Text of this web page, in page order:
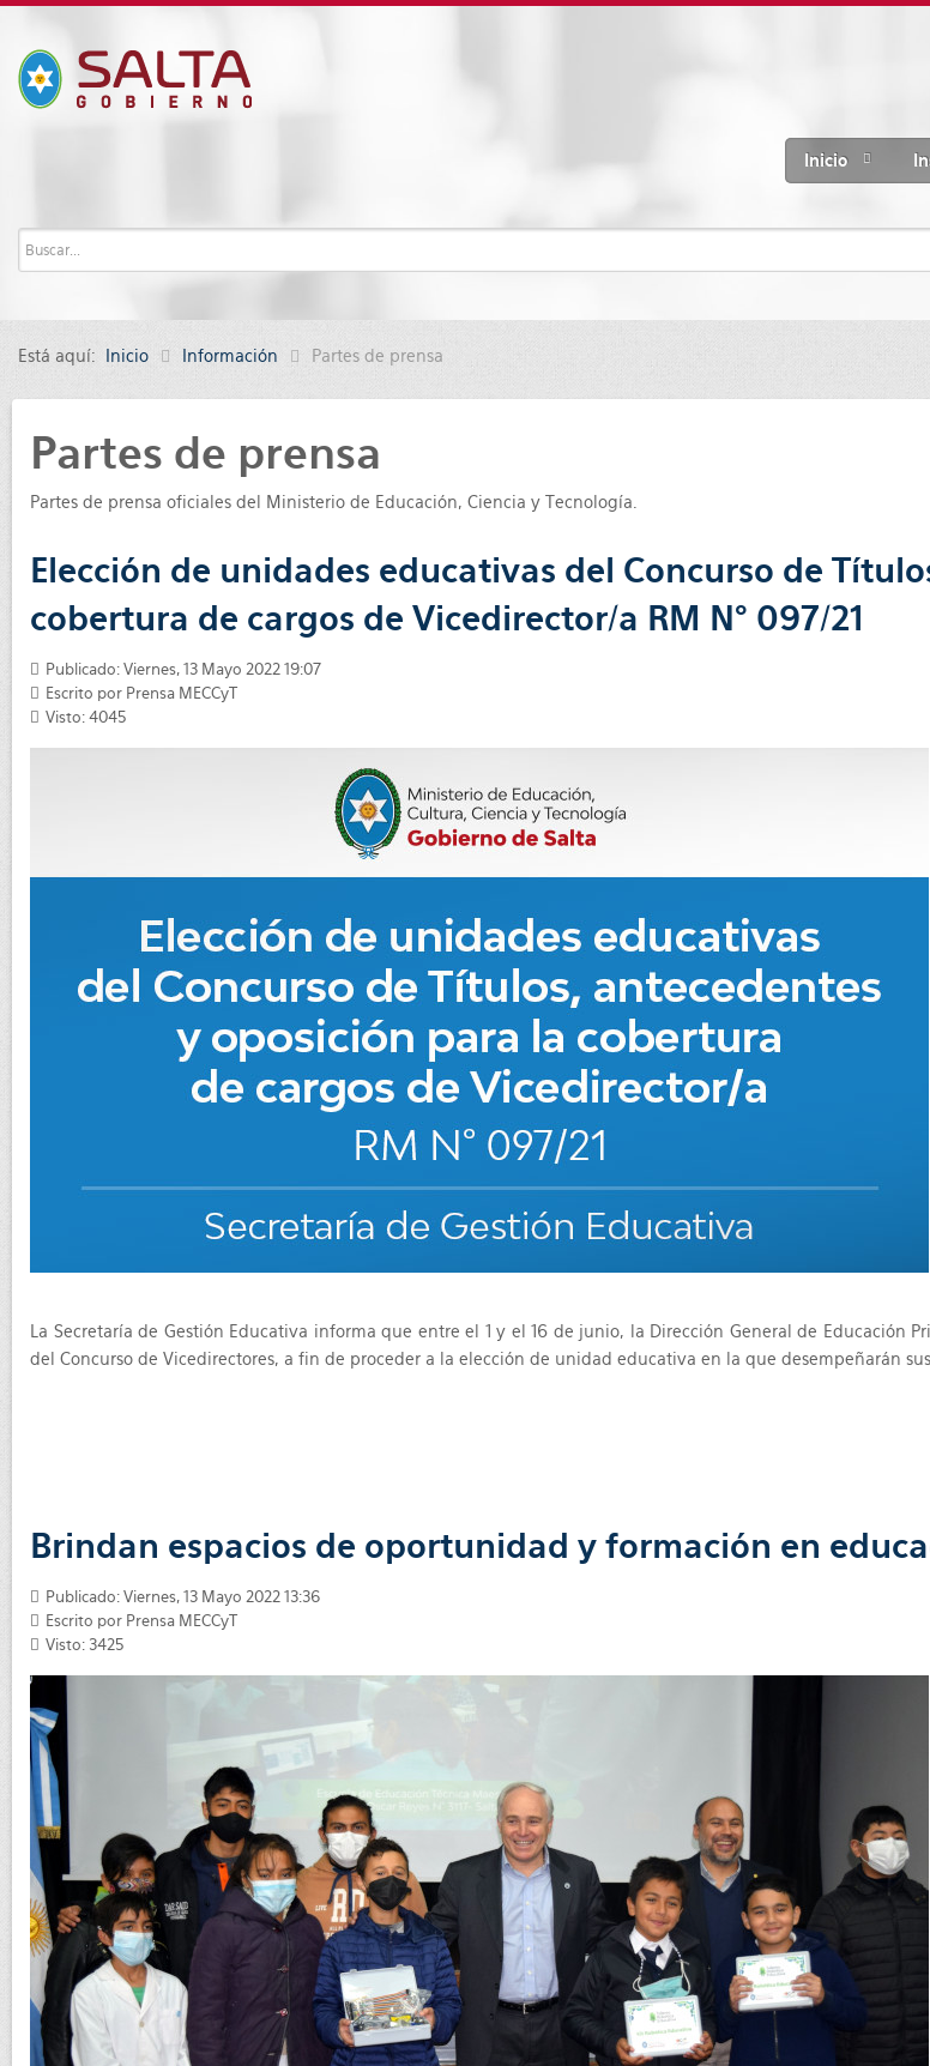
Inicio
Está aquí: Inicio Información Partes de prensa
Partes de prensa
Partes de prensa oficiales del Ministerio de Educación, Ciencia y Tecnología.
Elección de unidades educativas del Concurso de
cobertura de cargos de Vicedirector/a RM N° 097/21
Publicado: Viernes, 13 Mayo 2022 19:07
Escrito por Prensa MECCyT
Visto: 4045
La Secretaría de Gestión Educativa informa que entre el 1 y el 16 de junio, la Dirección General de
del Concurso de Vicedirectores, a fin de proceder a la elección de unidad educativa en la que desempeñarán
Brindan espacios de oportunidad y formación en
Publicado: Viernes, 13 Mayo 2022 13:36
Escrito por Prensa MECCyT
Visto: 3425